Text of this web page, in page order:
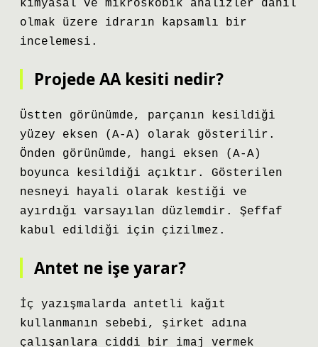
kimyasal ve mikroskobik analizler dahil
olmak üzere idrarın kapsamlı bir
incelemesi.
Projede AA kesiti nedir?
Üstten görünümde, parçanın kesildiği
yüzey eksen (A-A) olarak gösterilir.
Önden görünümde, hangi eksen (A-A)
boyunca kesildiği açıktır. Gösterilen
nesneyi hayali olarak kestiği ve
ayırdığı varsayılan düzlemdir. Şeffaf
kabul edildiği için çizilmez.
Antet ne işe yarar?
İç yazışmalarda antetli kağıt
kullanmanın sebebi, şirket adına
çalışanlara ciddi bir imaj vermek